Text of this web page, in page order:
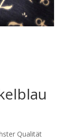
Qualität